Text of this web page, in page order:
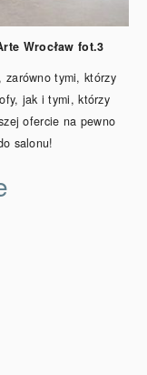
Wrocław fot.3
zarówno tymi, którzy
jak i tymi, którzy
ofercie na pewno
salonu!